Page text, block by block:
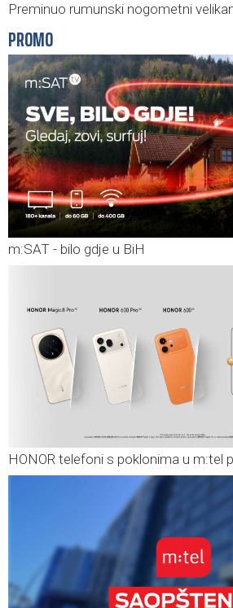
Preminuo rumunski nogometni
PROMO
m:SAT - bilo gdje u BiH
HONOR telefoni s poklonima u m:tel